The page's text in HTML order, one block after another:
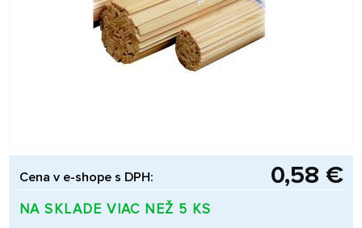
Cena v e-shope s DPH: 0,58 €
NA SKLADE VIAC NEŽ 5 KS